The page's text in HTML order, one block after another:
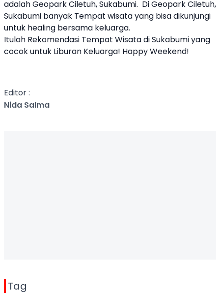
adalah Geopark Ciletuh, Sukabumi. Di Geopark Ciletuh,
Sukabumi banyak Tempat wisata yang bisa dikunjungi
untuk healing bersama keluarga.
Itulah Rekomendasi Tempat Wisata di Sukabumi yang
cocok untuk Liburan Keluarga! Happy Weekend!
Editor :
Nida Salma
Tag